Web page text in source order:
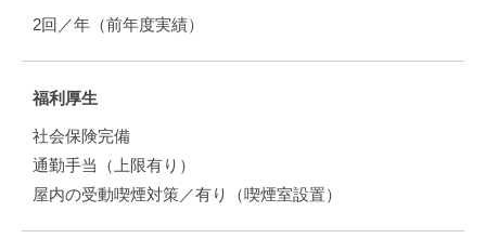
2回／年（前年度実績）
福利厚生
社会保険完備
通勤手当（上限有り）
屋内の受動喫煙対策／有り（喫煙室設置）